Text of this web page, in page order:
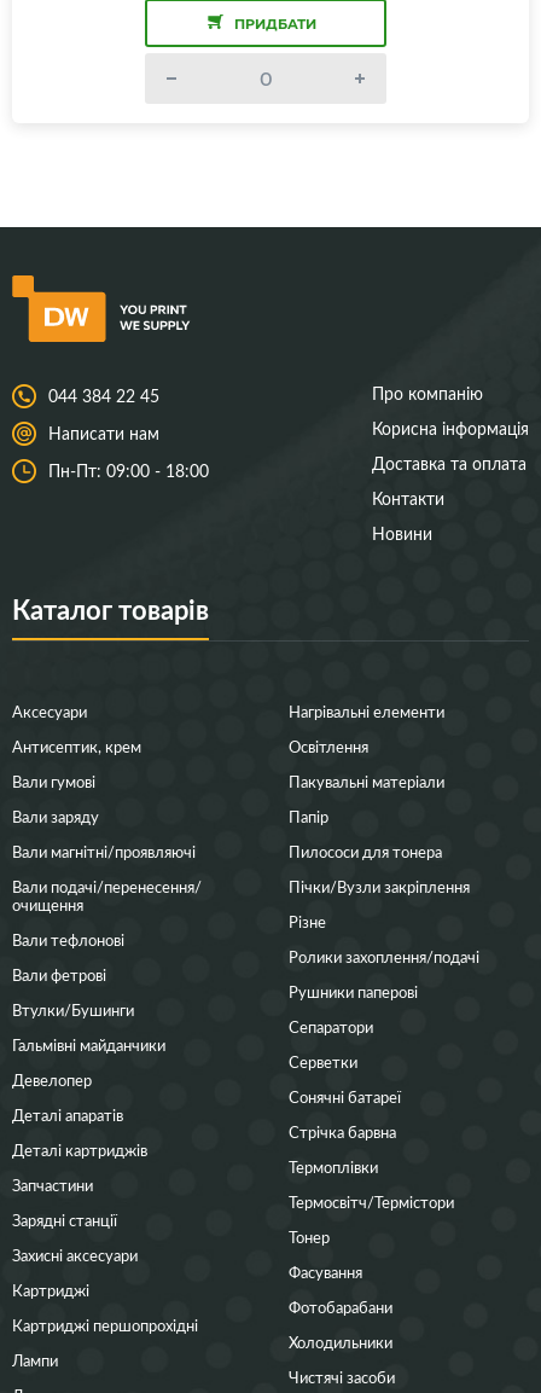
ПРИДБАТИ
044 384 22 45
Написати нам
Пн-Пт: 09:00 - 18:00
Про компанію
Корисна інформація
Доставка та оплата
Контакти
Новини
Каталог товарів
Аксесуари
Антисептик, крем
Вали гумові
Вали заряду
Вали магнітні/проявляючі
Вали подачі/перенесення/
очищення
Вали тефлонові
Вали фетрові
Втулки/Бушинги
Гальмівні майданчики
Девелопер
Деталі апаратів
Деталі картриджів
Запчастини
Зарядні станції
Захисні аксесуари
Картриджі
Картриджі першопрохідні
Лампи
Нагрівальні елементи
Освітлення
Пакувальні матеріали
Папір
Пилососи для тонера
Пічки/Вузли закріплення
Різне
Ролики захоплення/подачі
Рушники паперові
Сепаратори
Серветки
Сонячні батареї
Стрічка барвна
Термоплівки
Термосвітч/Термістори
Тонер
Фасування
Фотобарабани
Холодильники
Чистячі засоби